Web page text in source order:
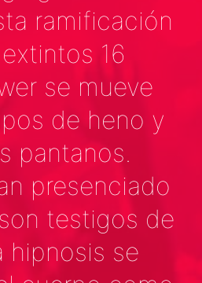
ramificación
16
se mueve
de heno y
pantanos.
presenciado
testigos de
hipnosis se